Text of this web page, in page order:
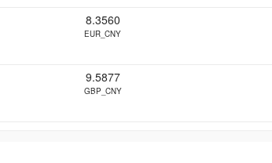
8.3560
EUR_CNY
9.5877
GBP_CNY